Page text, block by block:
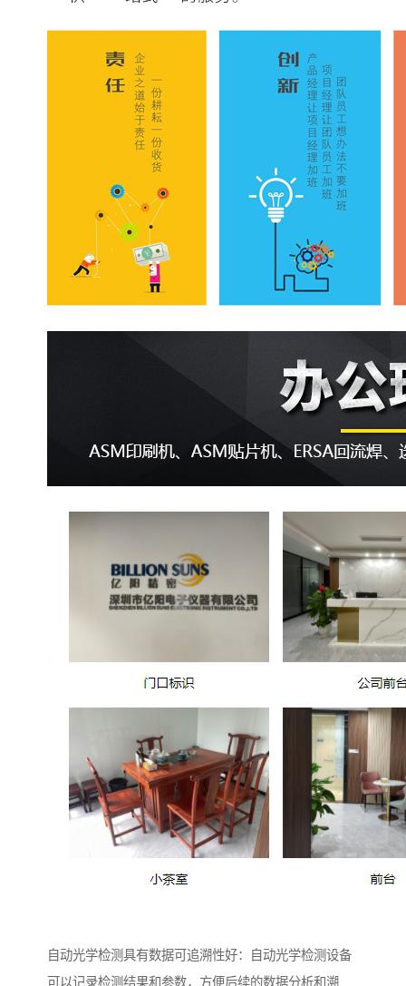
自动光学检测具有数据可追溯性好：自动光学检测设备
可以记录检测结果和参数，方便后续的数据分析和溯